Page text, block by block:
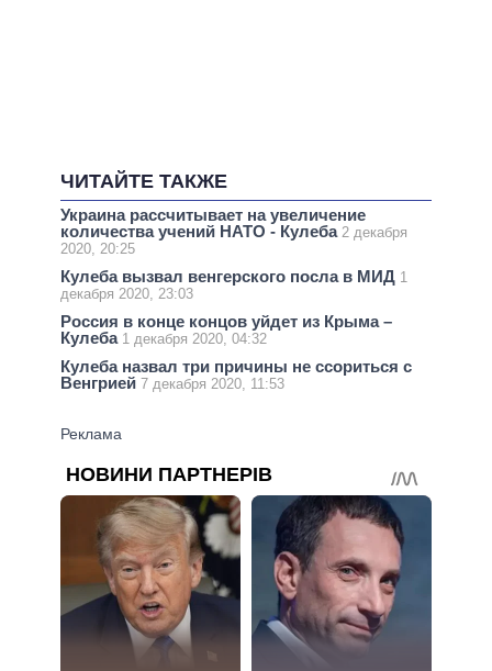
ЧИТАЙТЕ ТАКЖЕ
Украина рассчитывает на увеличение
количества учений НАТО - Кулеба 2 декабря
2020, 20:25
Кулеба вызвал венгерского посла в МИД 1
декабря 2020, 23:03
Россия в конце концов уйдет из Крыма –
Кулеба 1 декабря 2020, 04:32
Кулеба назвал три причины не ссориться с
Венгрией 7 декабря 2020, 11:53